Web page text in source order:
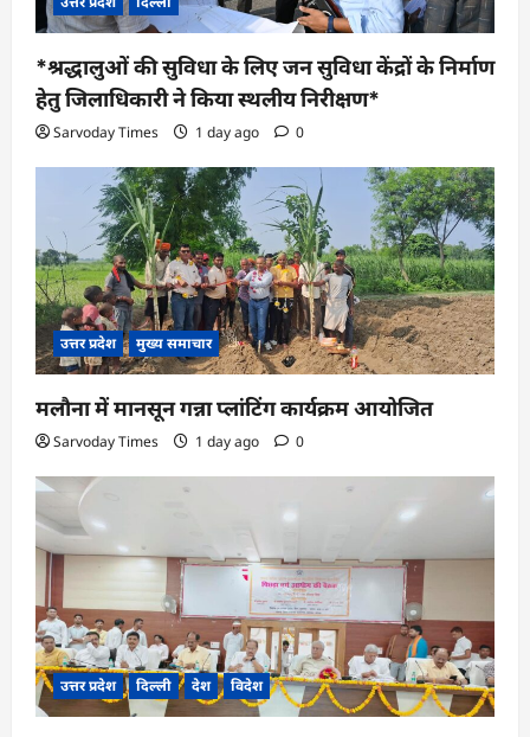
*श्रद्धालुओं की सुविधा के लिए जन सुविधा केंद्रों के निर्माण
हेतु जिलाधिकारी ने किया स्थलीय निरीक्षण*
Sarvoday Times 1 day ago 0
उत्तर प्रदेश मुख्य समाचार
मलौना में मानसून गन्ना प्लांटिंग कार्यक्रम आयोजित
Sarvoday Times 1 day ago 0
उत्तर प्रदेश दिल्ली देश विदेश